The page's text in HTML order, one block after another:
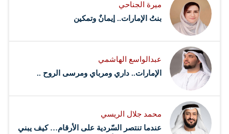
ميرة الجناحي
بنتُ الإمارات.. إيمانٌ وتمكين
عبدالواسع الهاشمي
الإمارات.. داري ومرباي ومرسى الروح ..
محمد جلال الريسي
عندما تنتصر السّردية على الأرقام… كيف يبني